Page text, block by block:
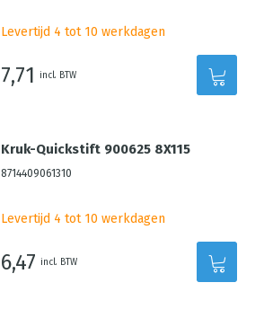
Levertijd 4 tot 10 werkdagen
7,71 incl. BTW
Kruk-Quickstift 900625 8X115
8714409061310
Levertijd 4 tot 10 werkdagen
6,47 incl. BTW